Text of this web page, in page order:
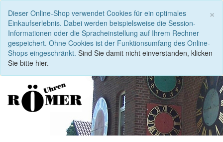
×
Dieser Online-Shop verwendet Cookies für ein optimales
Einkaufserlebnis. Dabei werden beispielsweise die Session-
Informationen oder die Spracheinstellung auf Ihrem Rechner
gespeichert. Ohne Cookies ist der Funktionsumfang des Online-
Shops eingeschränkt. Sind Sie damit nicht einverstanden, klicken
Sie bitte hier.